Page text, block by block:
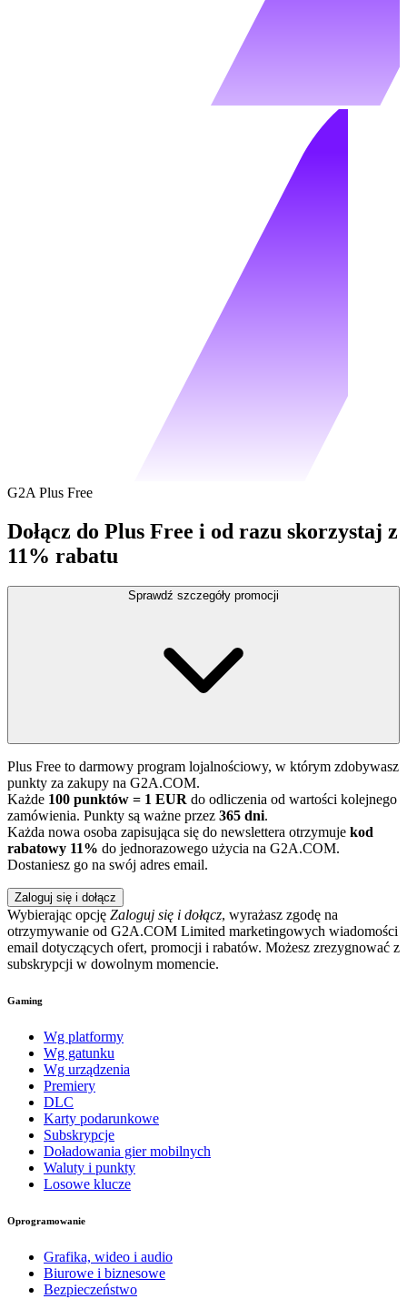
G2A Plus Free
Dołącz do Plus Free i od razu skorzystaj z
11% rabatu
Sprawdź szczegóły promocji
Plus Free to darmowy program lojalnościowy, w którym zdobywasz
punkty za zakupy na G2A.COM.
Każde 100 punktów = 1 EUR do odliczenia od wartości kolejnego
zamówienia. Punkty są ważne przez 365 dni.
Każda nowa osoba zapisująca się do newslettera otrzymuje kod
rabatowy 11% do jednorazowego użycia na G2A.COM.
Dostaniesz go na swój adres email.
Zaloguj się i dołącz
Wybierając opcję Zaloguj się i dołącz, wyrażasz zgodę na
otrzymywanie od G2A.COM Limited marketingowych wiadomości
email dotyczących ofert, promocji i rabatów. Możesz zrezygnować z
subskrypcji w dowolnym momencie.
Gaming
Wg platformy
Wg gatunku
Wg urządzenia
Premiery
DLC
Karty podarunkowe
Subskrypcje
Doładowania gier mobilnych
Waluty i punkty
Losowe klucze
Oprogramowanie
Grafika, wideo i audio
Biurowe i biznesowe
Bezpieczeństwo